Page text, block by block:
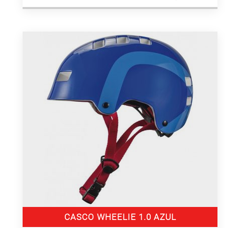
CASCO WHEELIE 1.0 AZUL